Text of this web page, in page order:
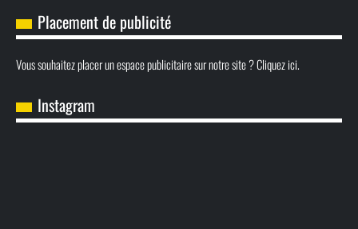
Placement de publicité
Vous souhaitez placer un espace publicitaire sur notre site ? Cliquez ici.
Instagram